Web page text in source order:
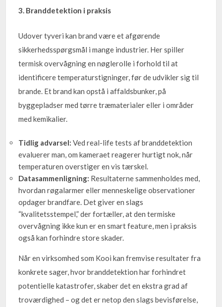
3. Branddetektion i praksis
Udover tyveri kan brand være et afgørende
sikkerhedsspørgsmål i mange industrier. Her spiller
termisk overvågning en nøglerolle i forhold til at
identificere temperaturstigninger, før de udvikler sig til
brande. Et brand kan opstå i affaldsbunker, på
byggepladser med tørre træmaterialer eller i områder
med kemikalier.
Tidlig advarsel: Ved real-life tests af branddetektion
evaluerer man, om kameraet reagerer hurtigt nok, når
temperaturen overstiger en vis tærskel.
Datasammenligning: Resultaterne sammenholdes med,
hvordan røgalarmer eller menneskelige observationer
opdager brandfare. Det giver en slags
“kvalitetsstempel,” der fortæller, at den termiske
overvågning ikke kun er en smart feature, men i praksis
også kan forhindre store skader.
Når en virksomhed som Kooi kan fremvise resultater fra
konkrete sager, hvor branddetektion har forhindret
potentielle katastrofer, skaber det en ekstra grad af
troværdighed – og det er netop den slags bevisførelse,